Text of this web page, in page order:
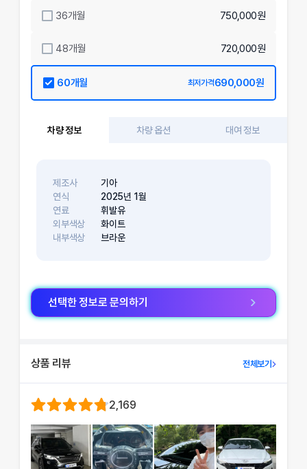
36개월 750,000원
48개월 720,000원
60개월 최저가격690,000원
차량 정보 차량 옵션 대여 정보
제조사
기아
연식
2025년 1월
연료
휘발유
외부색상
화이트
내부색상
브라운
선택한 정보로 문의하기
상품 리뷰 전체보기
2,169